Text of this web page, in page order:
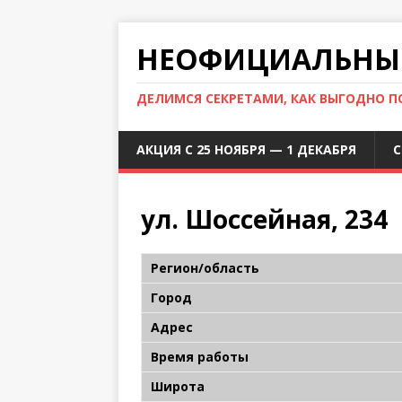
ДЕЛИМСЯ СЕКРЕТАМИ, КАК ВЫГОДНО
АКЦИЯ С 25 НОЯБРЯ — 1 ДЕКАБРЯ
ул. Шоссейная, 234
Регион/область
Город
Адрес
Время работы
Широта